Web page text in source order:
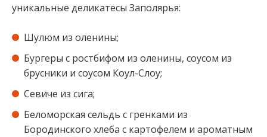
уникальные деликатесы Заполярья:⁣⁣
Шулюм из оленины⁣⁣;
Бургеры с ростбифом из оленины, соусом из
брусники и соусом Коул-Слоу⁣⁣;
Севиче из сига⁣⁣;
Беломорская сельдь с гренками из
Бородинского хлеба с картофелем и ароматным